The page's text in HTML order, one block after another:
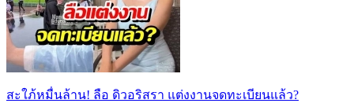
สะใภ้หมื่นล้าน! ลือ ดิวอริสรา แต่งงานจดทะเบียนแล้ว?